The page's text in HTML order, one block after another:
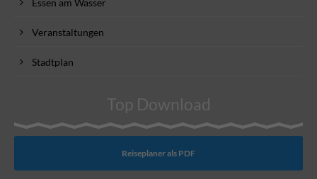
Essen am Wasser
Veranstaltungen
Stadtplan
Top Download
Reiseplaner als PDF